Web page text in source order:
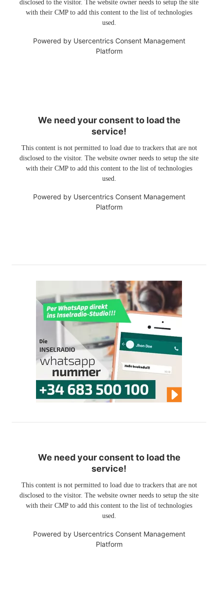
disclosed to the visitor. The website owner needs to setup the site
with their CMP to add this content to the list of technologies
used.
Powered by Usercentrics Consent Management
Platform
We need your consent to load the
service!
This content is not permitted to load due to trackers that are not
disclosed to the visitor. The website owner needs to setup the site
with their CMP to add this content to the list of technologies
used.
Powered by Usercentrics Consent Management
Platform
We need your consent to load the
service!
This content is not permitted to load due to trackers that are not
disclosed to the visitor. The website owner needs to setup the site
with their CMP to add this content to the list of technologies
used.
Powered by Usercentrics Consent Management
Platform